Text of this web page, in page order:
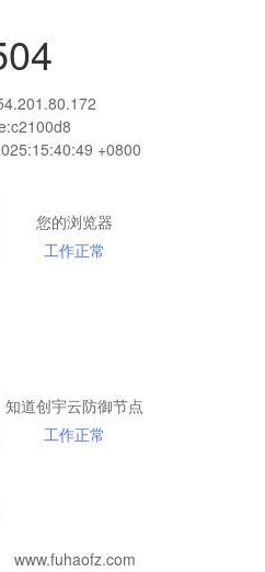
+0800
您的浏览器
工作正常
知道创宇云防御节点
工作正常
www.fuhaofz.com